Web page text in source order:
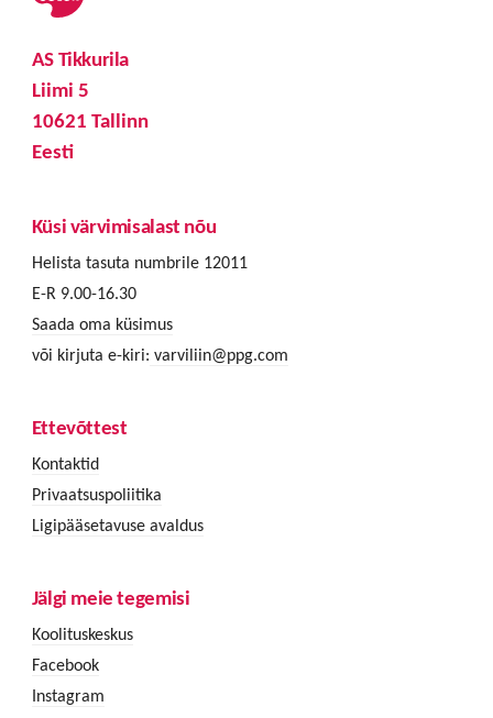
AS Tikkurila
Liimi 5
10621 Tallinn
Eesti
Küsi värvimisalast nõu
Helista tasuta numbrile 12011
E-R 9.00-16.30
Saada oma küsimus
või kirjuta e-kiri: varviliin@ppg.com
Ettevõttest
Kontaktid
Privaatsuspoliitika
Ligipääsetavuse avaldus
Jälgi meie tegemisi
Koolituskeskus
Facebook
Instagram